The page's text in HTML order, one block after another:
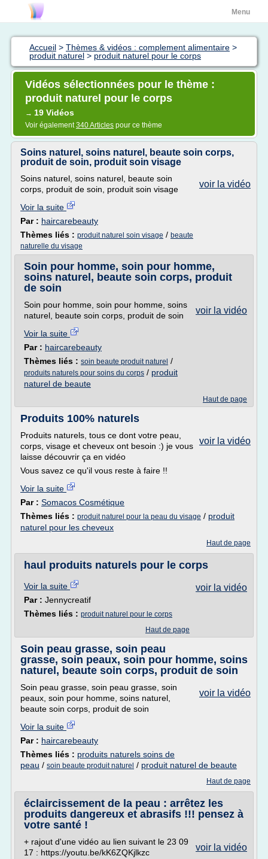
Menu
Accueil > Thèmes & vidéos : complement alimentaire >
produit naturel > produit naturel pour le corps
Vidéos sélectionnées pour le thème :
produit naturel pour le corps
→ 19 Vidéos
Voir également340 Articles pour ce thème
Soins naturel, soins naturel, beaute soin corps,
produit de soin, produit soin visage
voir la vidéo
Soins naturel, soins naturel, beaute soin
corps, produit de soin, produit soin visage
Voir la suite
Par : haircarebeauty
Thèmes liés : produit naturel soin visage / beaute
naturelle du visage
Soin pour homme, soin pour homme,
soins naturel, beaute soin corps, produit
de soin
voir la vidéo
Soin pour homme, soin pour homme, soins
naturel, beaute soin corps, produit de soin
Voir la suite
Par : haircarebeauty
Thèmes liés : soin beaute produit naturel /
produits naturels pour soins du corps / produit
naturel de beaute
Haut de page
Produits 100% naturels
voir la vidéo
Produits naturels, tous ce dont votre peau,
corps, visage et cheveux ont besoin :) je vous
laisse découvrir ça en vidéo
Vous savez ce qu'il vous reste à faire !!
Voir la suite
Par : Somacos Cosmétique
Thèmes liés : produit naturel pour la peau du visage / produit
naturel pour les cheveux
Haut de page
haul produits naturels pour le corps
voir la vidéo
Voir la suite
Par : Jennycreatif
Thèmes liés : produit naturel pour le corps
Haut de page
Soin peau grasse, soin peau
grasse, soin peaux, soin pour homme, soins
naturel, beaute soin corps, produit de soin
voir la vidéo
Soin peau grasse, soin peau grasse, soin
peaux, soin pour homme, soins naturel,
beaute soin corps, produit de soin
Voir la suite
Par : haircarebeauty
Thèmes liés : produits naturels soins de
peau / soin beaute produit naturel / produit naturel de beaute
Haut de page
éclaircissement de la peau : arrêtez les
produits dangereux et abrasifs !!! pensez à
votre santé !
voir la vidéo
+ rajout d'une vidéo au lien suivant le 23 09
17 : https://youtu.be/kK6ZQKjlkzc